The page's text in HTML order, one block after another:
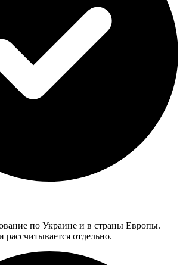
по Украине и в страны Европы.
рассчитывается отдельно.